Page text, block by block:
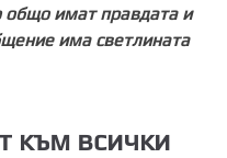
общо имат правдата и
има светлината
към всички